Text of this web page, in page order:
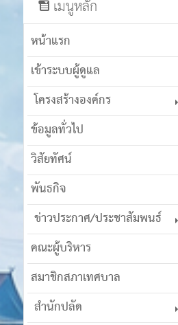
เมนูหลัก
หน้าแรก
เข้าระบบผู้ดูแล
โครงสร้างองค์กร
ข้อมูลทั่วไป
วิสัยทัศน์
พันธกิจ
ข่าวประกาศ/ประชาสัมพนธ์
คณะผู้บริหาร
สมาชิกสภาเทศบาล
สำนักปลัด